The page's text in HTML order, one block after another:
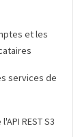
et les
services de
REST S3